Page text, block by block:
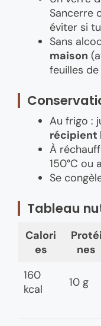
Sancerre
éviter si
Sans
maison
feuilles
Au frigo :
récipient
À
150°C ou
Se
Tableau
Calori
es
Protéi
nes
160
kcal
10 g